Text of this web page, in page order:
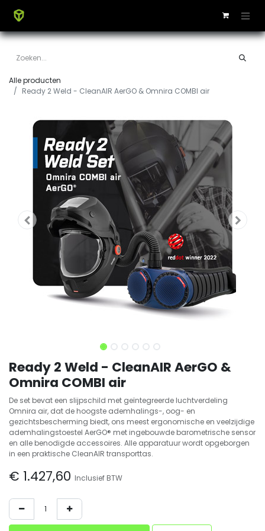
Alle producten
Ready 2 Weld - CleanAIR AerGO & Omnira COMBI air
Ready 2 Weld - CleanAIR AerGO &
Omnira COMBI air
De set bevat een slijpschild met geïntegreerde luchtverdeling
Omnira air, dat de hoogste ademhalings-, oog- en
gezichtsbescherming biedt, ons meest ergonomische en veelzijdige
ademhalingstoestel AerGO® met ingebouwde barometrische sensor
en alle benodigde accessoires. Alle apparatuur wordt opgeborgen
in een praktische CleanAIR transporttas.
€ 1.427,60 Inclusief BTW